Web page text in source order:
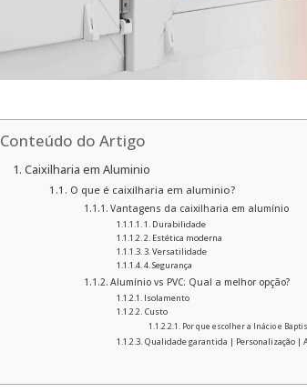
Conteúdo do Artigo
Caixilharia em Aluminio
O que é caixilharia em aluminio?
Vantagens da caixilharia em alumínio
1. Durabilidade
2. Estética moderna
3. Versatilidade
4. Segurança
Alumínio vs PVC: Qual a melhor opção?
Isolamento
Custo
Por que escolher a Inácio e
Qualidade garantida | Personalização |